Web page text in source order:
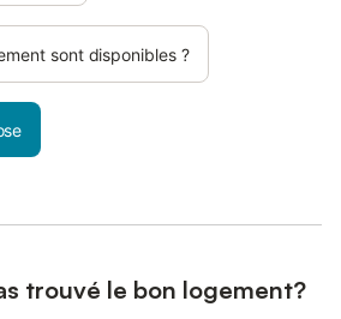
sont disponibles ?
trouvé le bon logement?